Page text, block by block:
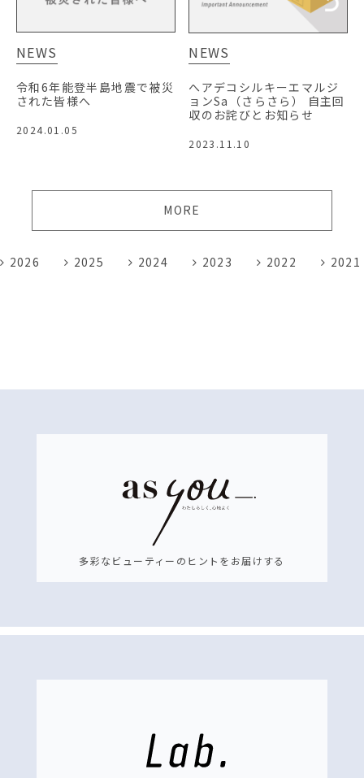
NEWS
令和6年能登半島地震で被災
された皆様へ
2024.01.05
NEWS
へアデコシルキーエマルジ
ョンSa（さらさら） 自主回
収のお詫びとお知らせ
2023.11.10
MORE
2026 2025 2024 2023 2022 2021
多彩なビューティーのヒントをお届けする